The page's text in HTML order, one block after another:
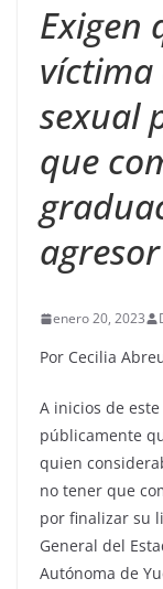
Exigen
víctima
sexual
que
agresor
enero 20, 2023
Por Cecilia
A inicios de
públicamente
quien
no tener que
por finalizar su
General del
Autónoma de